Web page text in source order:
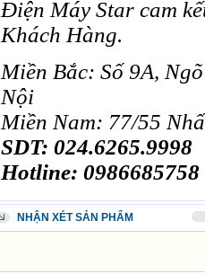
Điện Máy Star cam
Khách Hàng.
Miền Bắc: Số 9A,
Nội
Miền Nam: 77/55
SDT: 024.6265.9998
Hotline: 0986685758
NHẬN XÉT SẢN PHẨM